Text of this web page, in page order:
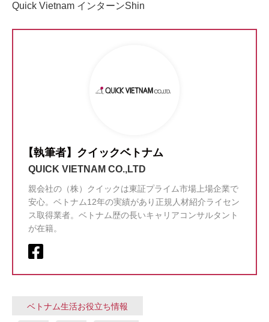
Quick Vietnam インターンShin
【執筆者】クイックベトナム
QUICK VIETNAM CO.,LTD
親会社の（株）クイックは東証プライム市場上場企業で
安心。ベトナム12年の実績があり正規人材紹介ライセン
ス取得業者。ベトナム歴の長いキャリアコンサルタント
が在籍。
ベトナム生活お役立ち情報